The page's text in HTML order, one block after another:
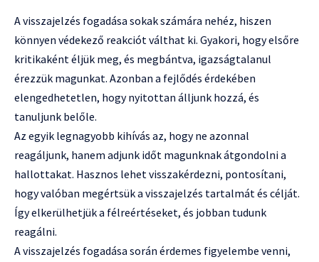
A visszajelzés fogadása sokak számára nehéz, hiszen
könnyen védekező reakciót válthat ki. Gyakori, hogy elsőre
kritikaként éljük meg, és megbántva, igazságtalanul
érezzük magunkat. Azonban a fejlődés érdekében
elengedhetetlen, hogy nyitottan álljunk hozzá, és
tanuljunk belőle.
Az egyik legnagyobb kihívás az, hogy ne azonnal
reagáljunk, hanem adjunk időt magunknak átgondolni a
hallottakat. Hasznos lehet visszakérdezni, pontosítani,
hogy valóban megértsük a visszajelzés tartalmát és célját.
Így elkerülhetjük a félreértéseket, és jobban tudunk
reagálni.
A visszajelzés fogadása során érdemes figyelembe venni,